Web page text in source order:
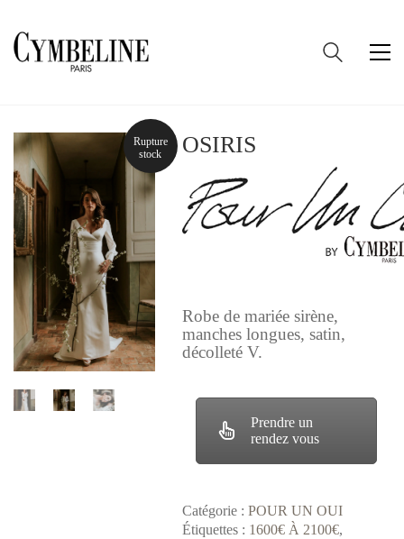
Rupture
stock
OSIRIS
Robe de mariée sirène,
manches longues, satin,
décolleté V.
Prendre un
rendez vous
Catégorie : POUR UN OUI
Étiquettes : 1600€ À 2100€,